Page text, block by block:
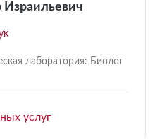
лаборатория: Биолог
услуг